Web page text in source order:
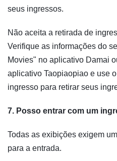
seus ingressos.
Não aceita a retirada de
Verifique as informações do
Movies" no aplicativo Damai
aplicativo Taopiaopiao e use
ingresso para retirar seus
7. Posso entrar com um
Todas as exibições exigem
para a entrada.